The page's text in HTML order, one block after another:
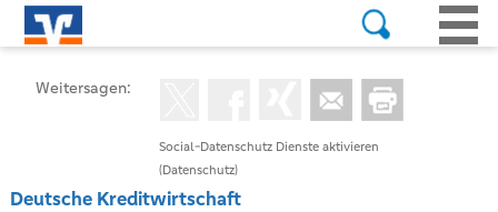
Social-Datenschutz Dienste aktivieren
(Datenschutz)
Weitersagen:
Deutsche Kreditwirtschaft